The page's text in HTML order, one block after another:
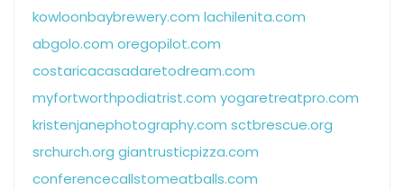
kowloonbaybrewery.com lachilenita.com
abgolo.com oregopilot.com
costaricacasadaretodream.com
myfortworthpodiatrist.com yogaretreatpro.com
kristenjanephotography.com sctbrescue.org
srchurch.org giantrusticpizza.com
conferencecallstomeatballs.com